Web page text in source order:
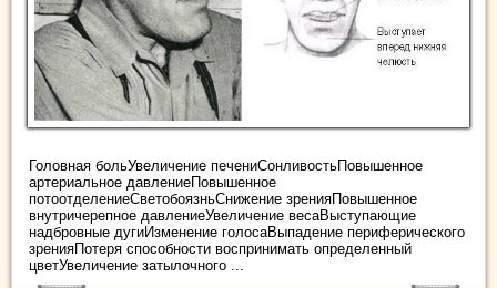
Головная больУвеличение печениСонливостьПовышенное
артериальное давлениеПовышенное
потоотделениеСветобоязньСнижение зренияПовышенное
внутричерепное давлениеУвеличение весаВыступающие
надбровные дугиИзменение голосаВыпадение периферического
зренияПотеря способности воспринимать определенный
цветУвеличение затылочного ...